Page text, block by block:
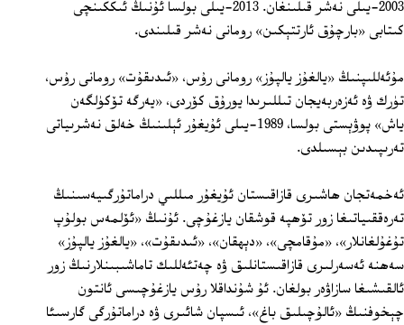
2003-يىلى نەشر قىلىنغان. 2013-يىلى بولسا ئۇنىڭ ئىككىنچى
كىتابى «بارچۇق ئارتتېكىن» رومانى نەشر قىلىندى.
مۇئەللىپنىڭ «يالغۇز يالپۇز» رومانى رۇس، «ئىدىقۇت» رومانى رۇس،
تۈرك ۋە ئەزەربەيجان تىللىرىدا يورۇق كۆردى، «يەرگە تۆكۈلگەن
ياش» پوۋېستى بولسا، 1989-يىلى ئۇيغۇر ئېلىنىڭ خەلق نەشرىياتى
تەرىپىدىن بېسىلدى.
ئەخمەتجان ھاشىرى قازاقىستان ئۇيغۇر مىللىي دراماتۇرگىيەسىنىڭ
تەرەققىياتىغا زور تۆھپە قوشقان يازغۇچى. ئۇنىڭ «ئۆلمەس بولۇپ
تۇغۇلغانلار»، «مۇقامچى»، «دېھقان»، «ئىدىقۇت»، «يالغۇز يالپۇز»
سەھنە ئەسەرلىرى قازاقىستانلىق ۋە چەتئەللىك تاماشىبىنلارنىڭ زور
ئالقىشىغا سازاۋەر بولغان. ئۇ شۇنداقلا رۇس يازغۇچىسى ئانتون
چېخوفنىڭ «ئالۇچىلىق باغ»، ئىسپان شائىرى ۋە دراماتۇرگى گارسىئا